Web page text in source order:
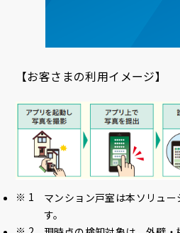
【お客さまの利用イメージ】
マンション戸室は本ソリュ
す。